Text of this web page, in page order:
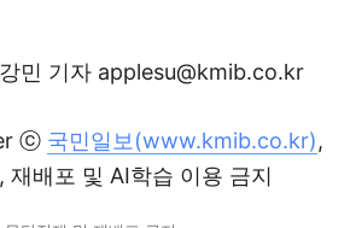
민 기자 applesu@kmib.co.kr
ⓒ 국민일보(www.kmib.co.kr),
재배포 및 AI학습 이용 금지